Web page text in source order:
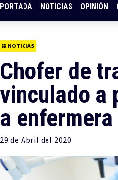
PORTADA NOTICIAS OPINIÓN
NOTICIAS
Chofer de
vinculado a
a enfermera
29 de Abril del 2020